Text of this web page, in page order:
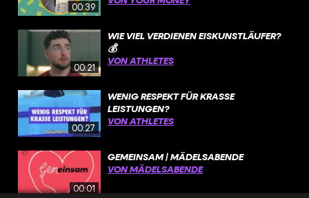
00:39
00:21
WIE VIEL VERDIENEN EISKUNSTLÄUFER?
💰
VON ATHLETES
00:27
WENIG RESPEKT FÜR KRASSE
LEISTUNGEN?
VON ATHLETES
00:01
GEMEINSAM | MÄDELSABENDE
VON MÄDELSABENDE